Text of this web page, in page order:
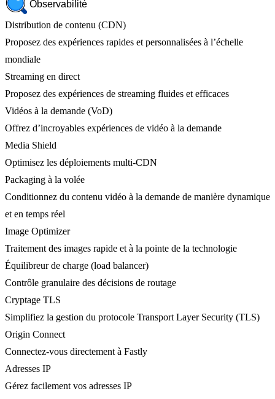
Observabilité
Distribution de contenu (CDN)
Proposez des expériences rapides et personnalisées à l’échelle
mondiale
Streaming en direct
Proposez des expériences de streaming fluides et efficaces
Vidéos à la demande (VoD)
Offrez d’incroyables expériences de vidéo à la demande
Media Shield
Optimisez les déploiements multi-CDN
Packaging à la volée
Conditionnez du contenu vidéo à la demande de manière dynamique
et en temps réel
Image Optimizer
Traitement des images rapide et à la pointe de la technologie
Équilibreur de charge (load balancer)
Contrôle granulaire des décisions de routage
Cryptage TLS
Simplifiez la gestion du protocole Transport Layer Security (TLS)
Origin Connect
Connectez-vous directement à Fastly
Adresses IP
Gérez facilement vos adresses IP